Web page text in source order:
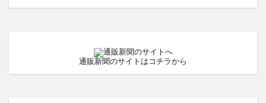
通販新聞のサイトはコチラから